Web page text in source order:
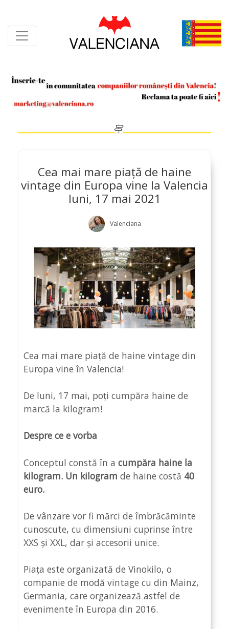
content
Cea mai mare piață de haine
vintage din Europa vine la Valencia
luni, 17 mai 2021
Valenciana
Cea mai mare piață de haine vintage din
Europa vine în Valencia!
De luni, 17 mai, poți cumpăra haine de
marcă la kilogram!
Despre ce e vorba
Conceptul constă în a cumpăra haine la
kilogram. Un kilogram de haine costă 40
euro.
De vânzare vor fi mărci de îmbrăcăminte
cunoscute, cu dimensiuni cuprinse între
XXS și XXL, dar și accesorii unice.
Piața este organizată de Vinokilo, o
companie de modă vintage cu din Mainz,
Germania, care organizează astfel de
evenimente în Europa din 2016.